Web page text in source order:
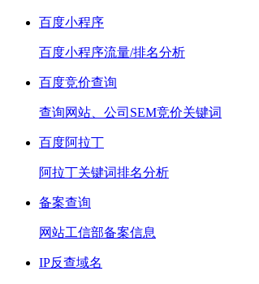
百度小程序
百度小程序流量/排名分析
百度竞价查询
查询网站、公司SEM竞价关键词
百度阿拉丁
阿拉丁关键词排名分析
备案查询
网站工信部备案信息
IP反查域名